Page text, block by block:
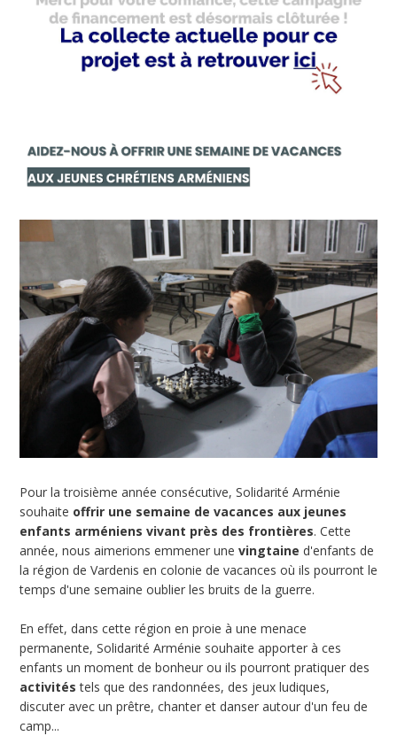
Pour la troisième année consécutive, Solidarité Arménie
souhaite offrir une semaine de vacances aux jeunes
enfants arméniens vivant près des frontières. Cette
année, nous aimerions emmener une vingtaine d'enfants de
la région de Vardenis en colonie de vacances où ils pourront le
temps d'une semaine oublier les bruits de la guerre.
En effet, dans cette région en proie à une menace
permanente, Solidarité Arménie souhaite apporter à ces
enfants un moment de bonheur ou ils pourront pratiquer des
activités tels que des randonnées, des jeux ludiques,
discuter avec un prêtre, chanter et danser autour d'un feu de
camp...